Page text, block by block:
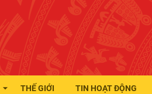
THẾ GIỚI TIN HOẠT ĐỘNG